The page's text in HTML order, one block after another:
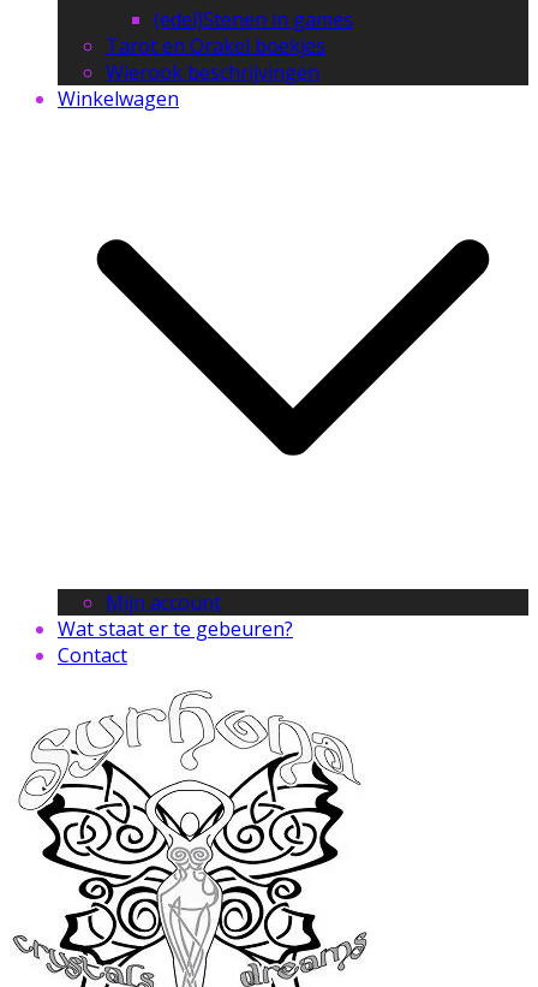
(edel)Stenen in games
Tarot en Orakel boekjes
Wierook beschrijvingen
Winkelwagen
Mijn account
Wat staat er te gebeuren?
Contact